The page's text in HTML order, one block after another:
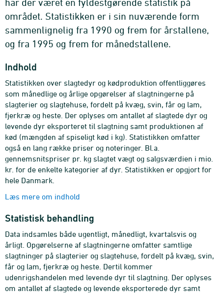
området. Statistikken er i sin nuværende form
sammenlignelig fra 1990 og frem for årstallene,
og fra 1995 og frem for månedstallene.
Indhold
Statistikken over slagtedyr og kødproduktion offentliggøres
som månedlige og årlige opgørelser af slagtningerne på
slagterier og slagtehuse, fordelt på kvæg, svin, får og lam,
fjerkræ og heste. Der oplyses om antallet af slagtede dyr og
levende dyr eksporteret til slagtning samt produktionen af
kød (mængden af spiseligt kød i kg). Statistikken omfatter
også en lang række priser og noteringer. Bl.a.
gennemsnitspriser pr. kg slagtet vægt og salgsværdien i mio.
kr. for de enkelte kategorier af dyr. Statistikken er opgjort for
hele Danmark.
Læs mere om indhold
Statistisk behandling
Data indsamles både ugentligt, månedligt, kvartalsvis og
årligt. Opgørelserne af slagtningerne omfatter samtlige
slagtninger på slagterier og slagtehuse, fordelt på kvæg, svin,
får og lam, fjerkræ og heste. Dertil kommer
udenrigshandelen med levende dyr til slagtning. Der oplyses
om antallet af slagtede og levende eksporterede dyr samt